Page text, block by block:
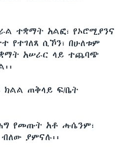
ተቋማት አልፎ፣ የኦሮሚያንና
የተገለጸ ሲኾን፣ በሁለቱም
አሠራር ላይ ተጨባጭ
ክልል ጠቅላይ ፍ/ቤት
የመጡት አቶ ሑሴንም፣
ያምናሉ፡፡